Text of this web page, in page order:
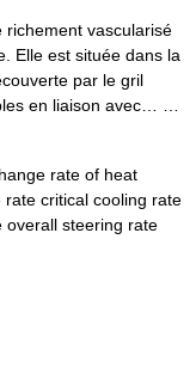
vascularisé
Elle est située dans la
par le gril
en liaison avec… …
rate of heat
critical cooling rate
overall steering rate